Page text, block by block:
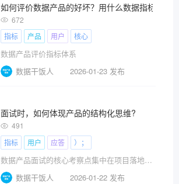
如何评价数据产品的好坏？用什么数据指标？
672
指标
产品 用户 核心
数据产品评价指标体系
数据干饭人
2026-01-23 发布
面试时，如何体现产品的结构化思维?
491
指标
用户 应答 ）；
数据产品面试的核心考察点集中在项目落地能力、业
数据干饭人
2026-01-22 发布